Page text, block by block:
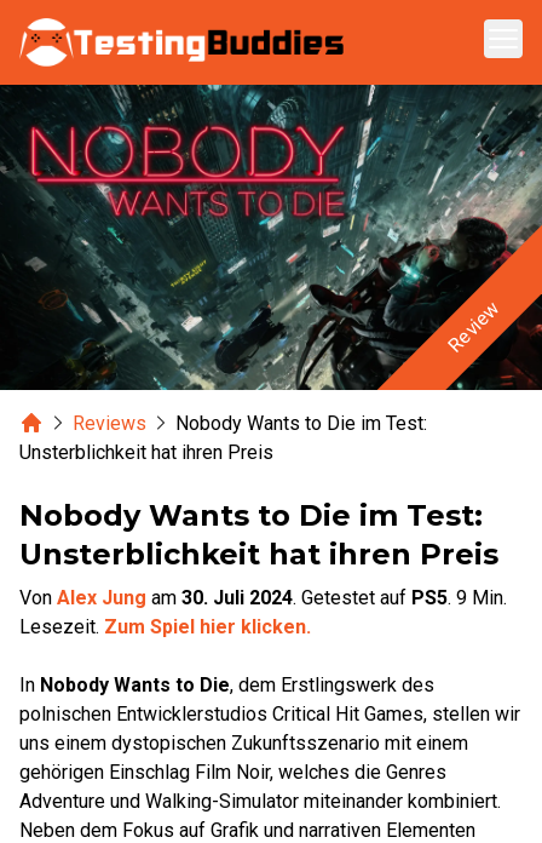
Zum Hauptinhalt springen
Review
HomeReviews
Nobody Wants to Die im Test:
Unsterblichkeit hat ihren Preis
Nobody Wants to Die im Test:
Unsterblichkeit hat ihren Preis
Von Alex Jung am 30. Juli 2024. Getestet auf PS5. 9 Min.
Lesezeit. Zum Spiel hier klicken.
In Nobody Wants to Die, dem Erstlingswerk des
polnischen Entwicklerstudios Critical Hit Games, stellen wir
uns einem dystopischen Zukunftsszenario mit einem
gehörigen Einschlag Film Noir, welches die Genres
Adventure und Walking-Simulator miteinander kombiniert.
Neben dem Fokus auf Grafik und narrativen Elementen